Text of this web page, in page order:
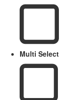
Multi Select